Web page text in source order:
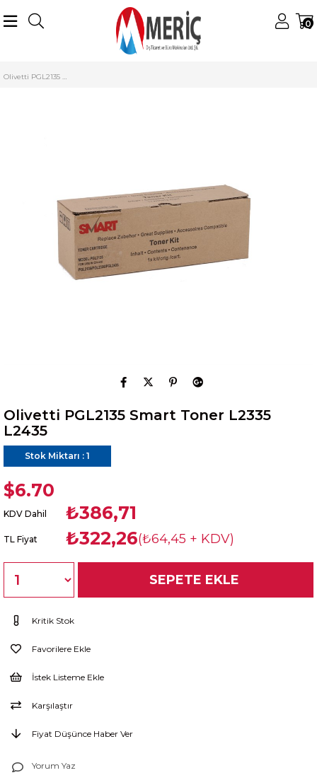
0
Olivetti Siyah Beyaz Tonerler
Olivetti PGL2135 Smart Toner L2335 L2435
Olivetti PGL2135 Smart Toner L2335
L2435
Stok Miktarı : 1
$6.70
KDV Dahil ₺386,71
TL Fiyat ₺322,26(₺64,45 + KDV)
Kritik Stok
Favorilere Ekle
İstek Listeme Ekle
Karşılaştır
Fiyat Düşünce Haber Ver
Yorum Yaz